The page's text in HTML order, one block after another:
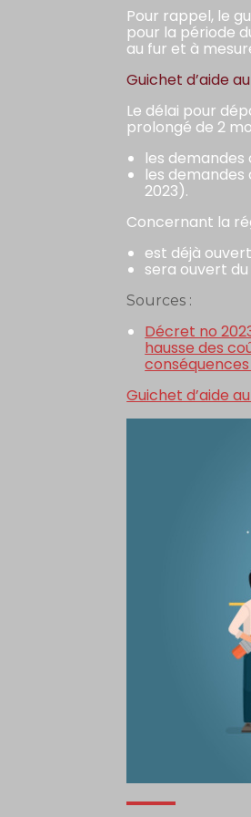
Pour rappel, le
pour la période
au fur et à
Guichet d’aide
Le délai pour
prolongé de 2
les demandes
les demandes
2023).
Concernant la
est déjà
sera ouvert
Sources :
Décret no
hausse des
Guichet d’aide